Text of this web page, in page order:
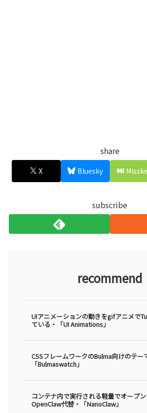
share
X Bluesky
subscribe
recommend
UIアニメーションの動きをgifアニメで
ている・「UI Animations」
CSSフレームワークのBulma向けのテー
「Bulmaswatch」
コンテナ内で実行される軽量でオープ
OpenClaw代替・「NanoClaw」